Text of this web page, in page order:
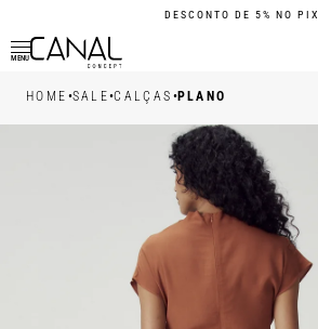
DESCONTO DE 5% NO PIX
MENU
HOME •SALE•CALÇAS •PLANO